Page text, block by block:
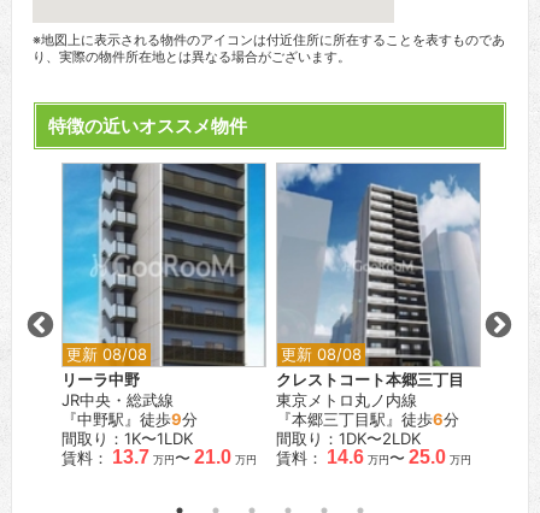
※地図上に表示される物件のアイコンは付近住所に所在することを表すものであ
り、実際の物件所在地とは異なる場合がございます。
特徴の近いオススメ物件
更新 08/08
リーラ中野
JR中央・総武線
『中野駅』徒歩9分
間取り：1K〜1LDK
賃料： 13.7 万円〜 21.0 万円
更新 08/08
クレストコート本郷三丁目
東京メトロ丸ノ内線
『本郷三丁目駅』徒歩6分
間取り：1DK〜2LDK
賃料： 14.6 万円〜 25.0 万円